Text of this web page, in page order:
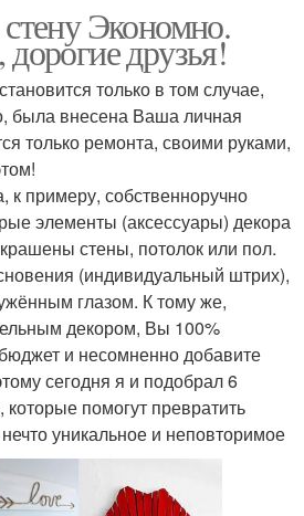
Экономно.
друзья!
только в том случае,
была внесена Ваша личная
только ремонта, своими руками,
к примеру, собственноручно
элементы (аксессуары) декора
стены, потолок или пол.
(индивидуальный штрих),
глазом. К тому же,
декором, Вы 100%
и несомненно добавите
сегодня я и подобрал 6
помогут превратить
уникальное и неповторимое